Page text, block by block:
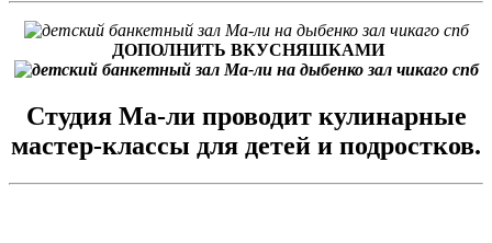
ДОПОЛНИТЬ ВКУСНЯШКАМИ
Студия Ма-ли проводит кулинарные
мастер-классы для детей и подростков.